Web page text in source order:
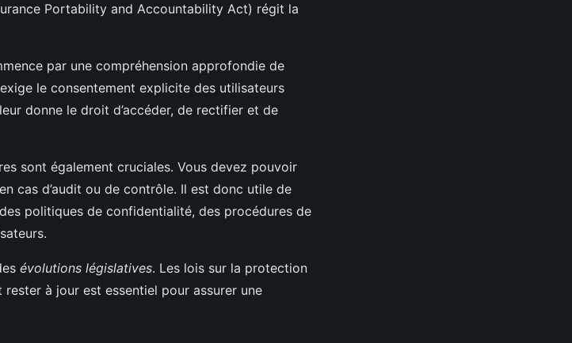
Portability and Accountability Act) régit la
par une compréhension approfondie de
le consentement explicite des utilisateurs
donne le droit d’accéder, de rectifier et de
sont également cruciales. Vous devez pouvoir
cas d’audit ou de contrôle. Il est donc utile de
politiques de confidentialité, des procédures de
évolutions législatives. Les lois sur la protection
à jour est essentiel pour assurer une